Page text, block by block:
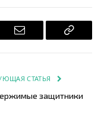
Email
Copy
СТАТЬЯ
защитники